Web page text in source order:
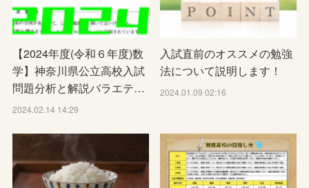
【2024年度(令和６年度)数
学】神奈川県公立高校入試
問題分析と解説バラエテ…
2024.02.14 14:29
入試直前のオススメの勉強
法について説明します！
2024.01.09 02:16